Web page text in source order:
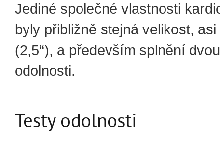
Jediné společné vlastnosti
byly přibližně stejná velikost,
(2,5“), a především splnění
odolnosti.
Testy odolnosti